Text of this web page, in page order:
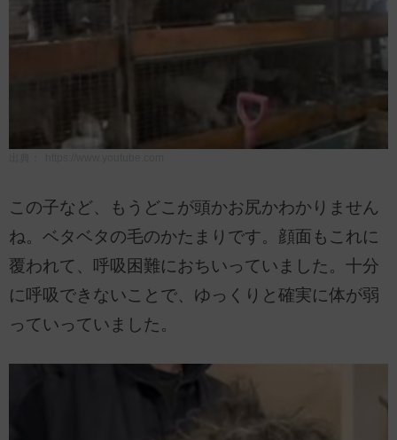
この子など、もうどこが頭かお尻かわかりません
ね。ベタベタの毛のかたまりです。顔面もこれに
覆われて、呼吸困難におちいっていました。十分
に呼吸できないことで、ゆっくりと確実に体が弱
っていっていました。